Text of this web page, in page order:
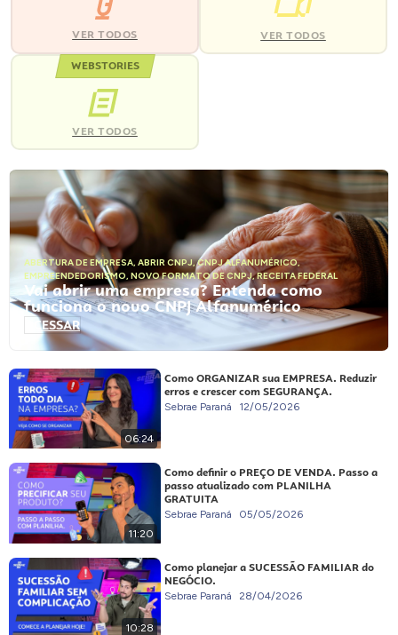
VER TODOS VER TODOS
WEBSTORIES
VER TODOS
ABERTURA DE EMPRESA, ABRIR CNPJ,CNPJ ALFANUMÉRICO,
EMPREENDEDORISMO, NOVO FORMATO DE CNPJ,RECEITA FEDERAL
Vai abrir uma empresa? Entenda como
funciona o novo CNPJ Alfanumérico
ACESSAR
06:24
Como ORGANIZAR sua EMPRESA. Reduzir
erros e crescer com SEGURANÇA.
Sebrae Paraná 12/05/2026
11:20
Como definir o PREÇO DE VENDA. Passo a
passo atualizado com PLANILHA
GRATUITA
Sebrae Paraná 05/05/2026
10:28
Como planejar a SUCESSÃO FAMILIAR do
NEGÓCIO.
Sebrae Paraná 28/04/2026